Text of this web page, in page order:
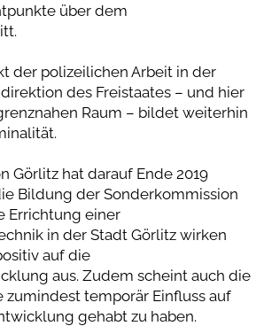
über dem
der polizeilichen Arbeit in der
des Freistaates – und hier
Raum – bildet weiterhin
Görlitz hat darauf Ende 2019
Bildung der Sonderkommission
Errichtung einer
in der Stadt Görlitz wirken
auf die
aus. Zudem scheint auch die
zumindest temporär Einfluss auf
gehabt zu haben.